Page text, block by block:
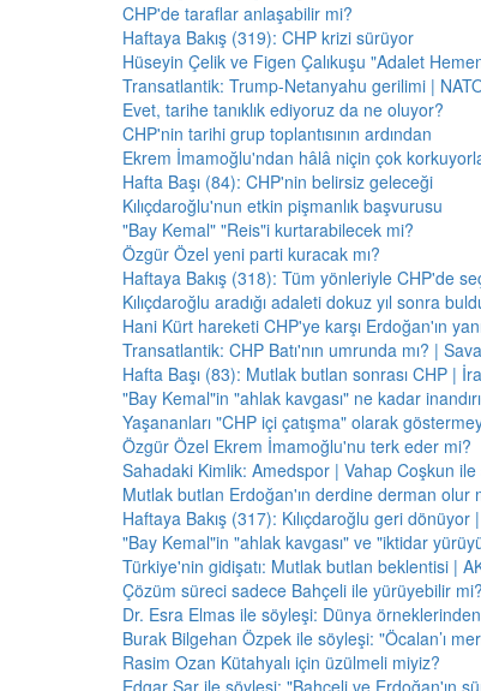
CHP'de taraflar anlaşabilir mi?
Haftaya Bakış (319): CHP krizi sürüyor
Hüseyin Çelik ve Figen Çalıkuşu "Adalet
Transatlantik: Trump-Netanyahu gerilimi |
Evet, tarihe tanıklık ediyoruz da ne oluyor?
CHP'nin tarihi grup toplantısının ardından
Ekrem İmamoğlu'ndan hâlâ niçin çok
Hafta Başı (84): CHP'nin belirsiz geleceği
Kılıçdaroğlu'nun etkin pişmanlık başvurusu
"Bay Kemal" "Reis"i kurtarabilecek mi?
Özgür Özel yeni parti kuracak mı?
Haftaya Bakış (318): Tüm yönleriyle CHP'de
Kılıçdaroğlu aradığı adaleti dokuz yıl sonra
Hani Kürt hareketi CHP'ye karşı Erdoğan'ın
Transatlantik: CHP Batı'nın umrunda mı? |
Hafta Başı (83): Mutlak butlan sonrası CHP |
"Bay Kemal"in "ahlak kavgası" ne kadar
Yaşananları "CHP içi çatışma" olarak
Özgür Özel Ekrem İmamoğlu'nu terk eder mi?
Sahadaki Kimlik: Amedspor | Vahap Coşkun
Mutlak butlan Erdoğan'ın derdine derman olur
Haftaya Bakış (317): Kılıçdaroğlu geri
"Bay Kemal"in "ahlak kavgası" ve "iktidar
Türkiye'nin gidişatı: Mutlak butlan beklentisi |
Çözüm süreci sadece Bahçeli ile yürüyebilir mi?
Dr. Esra Elmas ile söyleşi: Dünya
Burak Bilgehan Özpek ile söyleşi: "Öcalan’ı
Rasim Ozan Kütahyalı için üzülmeli miyiz?
Edgar Şar ile söyleşi: "Bahçeli ve Erdoğan'ın